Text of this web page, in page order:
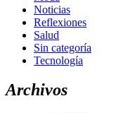
Noticias
Reflexiones
Salud
Sin categoría
Tecnología
Archivos